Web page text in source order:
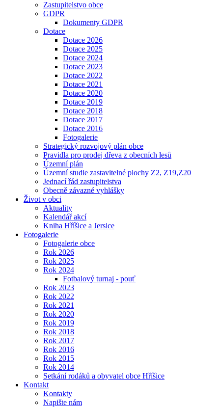
Zastupitelstvo obce
GDPR
Dokumenty GDPR
Dotace
Dotace 2026
Dotace 2025
Dotace 2024
Dotace 2023
Dotace 2022
Dotace 2021
Dotace 2020
Dotace 2019
Dotace 2018
Dotace 2017
Dotace 2016
Fotogalerie
Strategický rozvojový plán obce
Pravidla pro prodej dřeva z obecních lesů
Územní plán
Územní studie zastavitelné plochy Z2, Z19,Z20
Jednací řád zastupitelstva
Obecně závazné vyhlášky
Život v obci
Aktuality
Kalendář akcí
Kniha Hříšice a Jersice
Fotogalerie
Fotogalerie obce
Rok 2026
Rok 2025
Rok 2024
Fotbalový turnaj - pouť
Rok 2023
Rok 2022
Rok 2021
Rok 2020
Rok 2019
Rok 2018
Rok 2017
Rok 2016
Rok 2015
Rok 2014
Setkání rodáků a obyvatel obce Hříšice
Kontakt
Kontakty
Napište nám